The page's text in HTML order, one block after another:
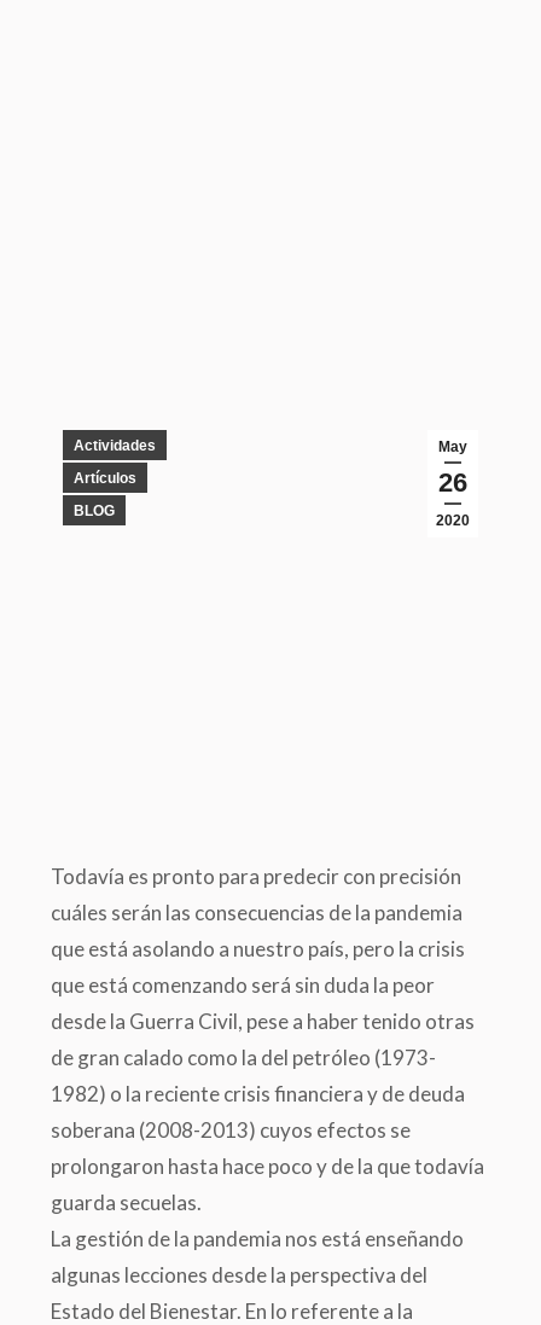
May
26
2020
Actividades
Artículos
BLOG
Todavía es pronto para predecir con precisión
cuáles serán las consecuencias de la pandemia
que está asolando a nuestro país, pero la crisis
que está comenzando será sin duda la peor
desde la Guerra Civil, pese a haber tenido otras
de gran calado como la del petróleo (1973-
1982) o la reciente crisis financiera y de deuda
soberana (2008-2013) cuyos efectos se
prolongaron hasta hace poco y de la que todavía
guarda secuelas.
La gestión de la pandemia nos está enseñando
algunas lecciones desde la perspectiva del
Estado del Bienestar. En lo referente a la